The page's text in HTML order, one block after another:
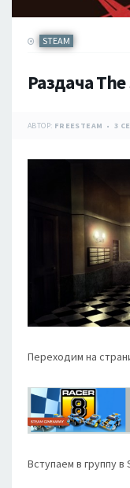
STEAM
Раздача The
АВТОР: FREESTEAM 3
Переходим на
Вступаем в группу